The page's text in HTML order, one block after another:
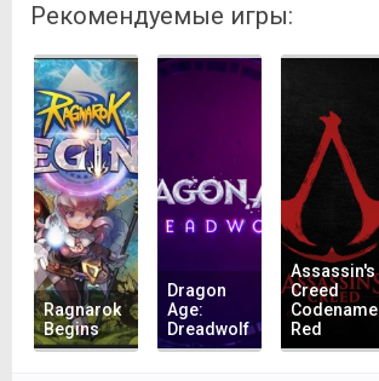
Рекомендуемые игры:
Ragnarok
Begins
Dragon
Age:
Dreadwolf
Assassin's
Creed
Codename
Red